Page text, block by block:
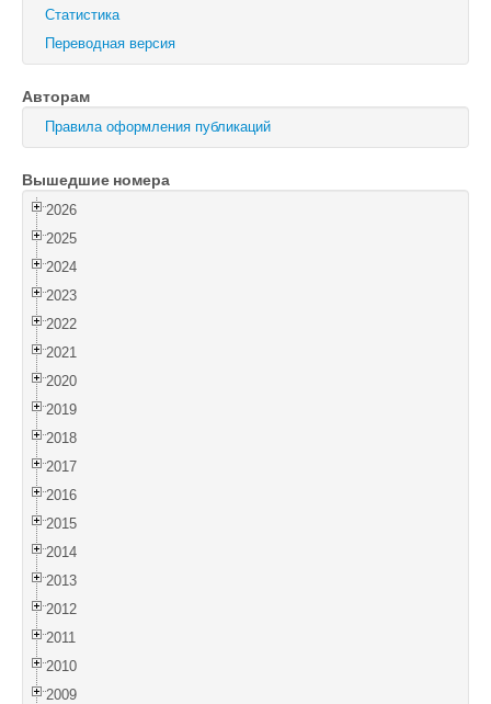
Физика твердого тела
Физика и техника полупроводников
Оптика и спектроскопия
Поиск
Войти
Статистика
Переводная версия
Авторам
Правила оформления публикаций
Вышедшие номера
2026
2025
2024
2023
2022
2021
2020
2019
2018
2017
2016
2015
2014
2013
2012
2011
2010
2009